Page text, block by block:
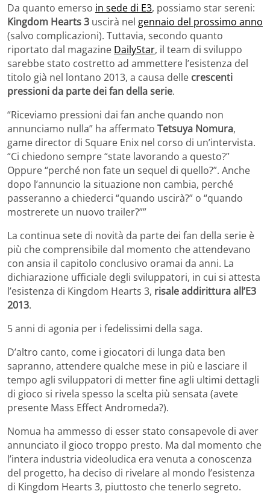
Da quanto emerso in sede di E3, possiamo star sereni:
Kingdom Hearts 3 uscirà nel gennaio del prossimo anno
(salvo complicazioni). Tuttavia, secondo quanto
riportato dal magazine DailyStar, il team di sviluppo
sarebbe stato costretto ad ammettere l’esistenza del
titolo già nel lontano 2013, a causa delle crescenti
pressioni da parte dei fan della serie.
“Riceviamo pressioni dai fan anche quando non
annunciamo nulla” ha affermato Tetsuya Nomura,
game director di Square Enix nel corso di un’intervista.
“Ci chiedono sempre “state lavorando a questo?”
Oppure “perché non fate un sequel di quello?”. Anche
dopo l’annuncio la situazione non cambia, perché
passeranno a chiederci “quando uscirà?” o “quando
mostrerete un nuovo trailer?””
La continua sete di novità da parte dei fan della serie è
più che comprensibile dal momento che attendevano
con ansia il capitolo conclusivo oramai da anni. La
dichiarazione ufficiale degli sviluppatori, in cui si attesta
l’esistenza di Kingdom Hearts 3, risale addirittura all’E3
2013.
5 anni di agonia per i fedelissimi della saga.
D’altro canto, come i giocatori di lunga data ben
sapranno, attendere qualche mese in più e lasciare il
tempo agli sviluppatori di metter fine agli ultimi dettagli
di gioco si rivela spesso la scelta più sensata (avete
presente Mass Effect Andromeda?).
Nomua ha ammesso di esser stato consapevole di aver
annunciato il gioco troppo presto. Ma dal momento che
l’intera industria videoludica era venuta a conoscenza
del progetto, ha deciso di rivelare al mondo l’esistenza
di Kingdom Hearts 3, piuttosto che tenerlo segreto.